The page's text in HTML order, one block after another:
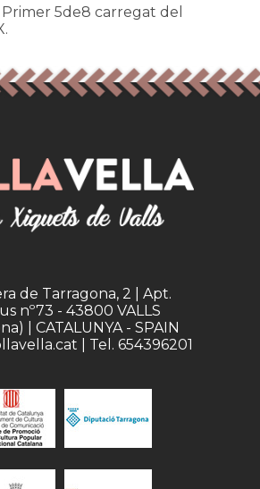
5de8 carregat del
de Tarragona, 2 | Apt.
nº73 - 43800 VALLS
| CATALUNYA - SPAIN
| Tel. 654396201